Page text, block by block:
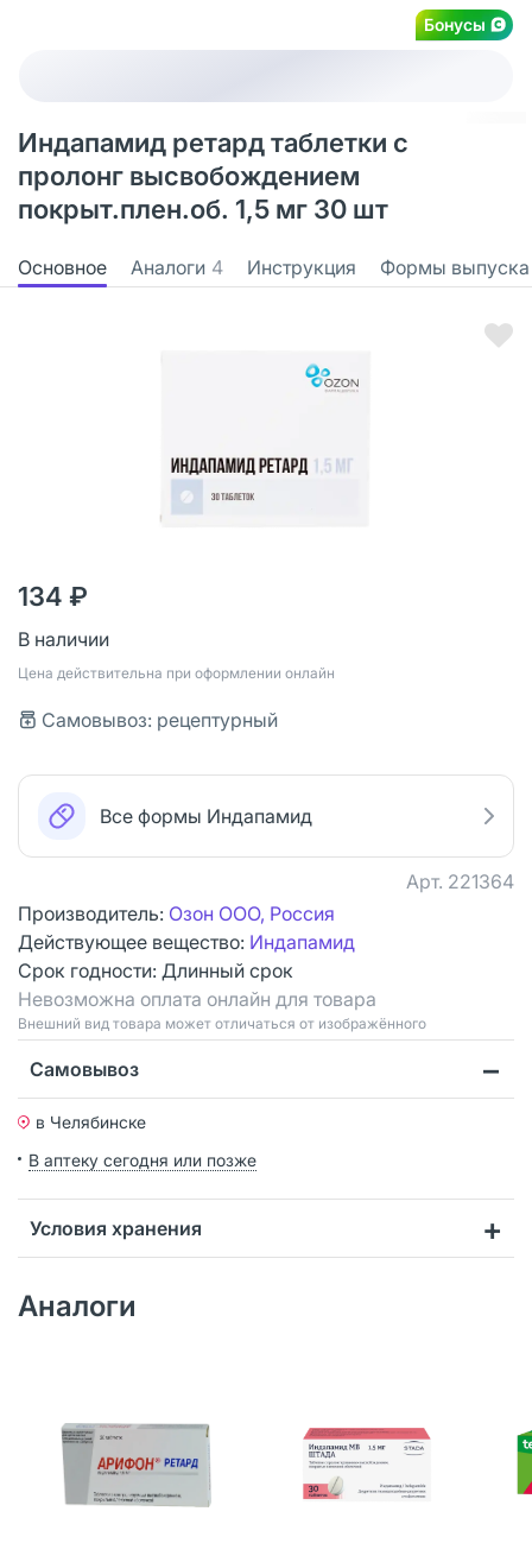
Бонусы
Индапамид ретард таблетки с
пролонг высвобождением
покрыт.плен.об. 1,5 мг 30 шт
Основное Аналоги 4 Инструкция Формы выпуска
134 ₽
В наличии
Цена действительна при оформлении онлайн
Самовывоз: рецептурный
Все формы Индапамид
Арт. 221364
Производитель: Озон ООО, Россия
Действующее вещество: Индапамид
Срок годности: Длинный срок
Невозможна оплата онлайн для товара
Bнешний вид товара может отличаться от изображённого
Самовывоз
в Челябинске
В аптеку сегодня или позже
Условия хранения
Аналоги